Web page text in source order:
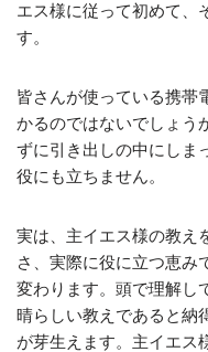
エス様に従って初めて、
す。
皆さんが使っている携帯
かるのではないでしょう
ずに引き出しの中にしま
役にも立ちません。
実は、主イエス様の教え
さ、実際に役に立つ恵み
変わります。頭で理解し
晴らしい教えであると納
が芽生えます。主イエス